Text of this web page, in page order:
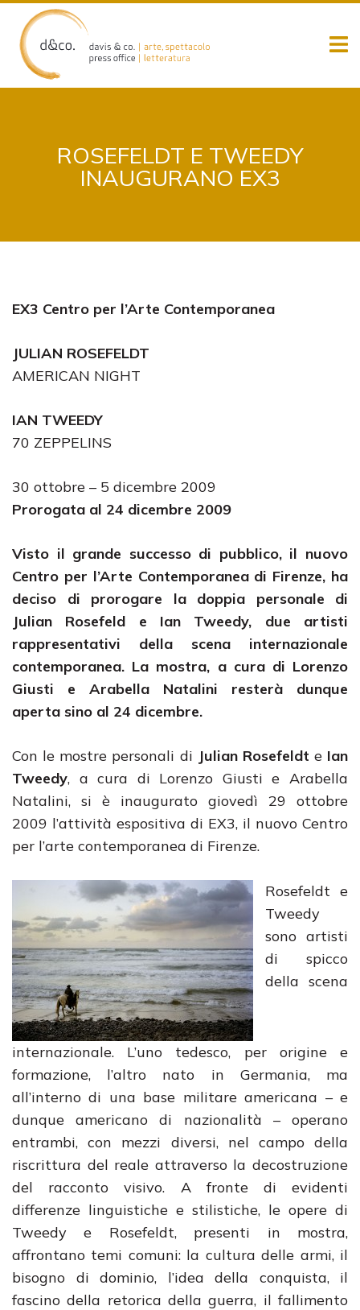
content
ROSEFELDT E TWEEDY
INAUGURANO EX3
EX3 Centro per l’Arte Contemporanea
JULIAN ROSEFELDT
AMERICAN NIGHT
IAN TWEEDY
70 ZEPPELINS
30 ottobre – 5 dicembre 2009
Prorogata al 24 dicembre 2009
Visto il grande successo di pubblico, il nuovo
Centro per l’Arte Contemporanea di Firenze, ha
deciso di prorogare la doppia personale di
Julian Rosefeld e Ian Tweedy, due artisti
rappresentativi della scena internazionale
contemporanea. La mostra, a cura di Lorenzo
Giusti e Arabella Natalini resterà dunque
aperta sino al 24 dicembre.
Con le mostre personali di Julian Rosefeldt e Ian
Tweedy, a cura di Lorenzo Giusti e Arabella
Natalini, si è inaugurato giovedì 29 ottobre
2009 l’attività espositiva di EX3, il nuovo Centro
per l’arte contemporanea di Firenze.
Rosefeldt e
Tweedy
sono artisti
di spicco
della scena
internazionale. L’uno tedesco, per origine e
formazione, l’altro nato in Germania, ma
all’interno di una base militare americana – e
dunque americano di nazionalità – operano
entrambi, con mezzi diversi, nel campo della
riscrittura del reale attraverso la decostruzione
del racconto visivo. A fronte di evidenti
differenze linguistiche e stilistiche, le opere di
Tweedy e Rosefeldt, presenti in mostra,
affrontano temi comuni: la cultura delle armi, il
bisogno di dominio, l’idea della conquista, il
fascino della retorica della guerra, il fallimento